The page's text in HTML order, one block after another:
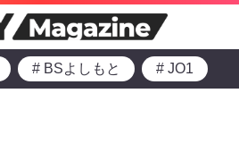
# BSよしもと # JO1